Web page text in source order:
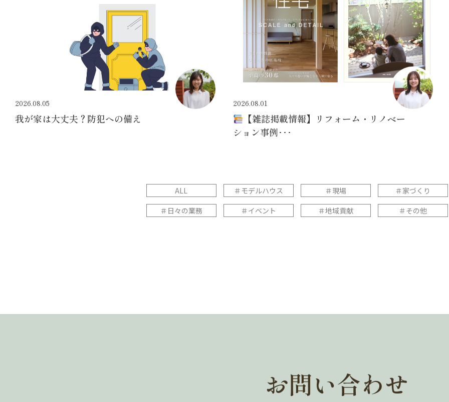
2026.08.05
我が家は大丈夫？防犯への備え
2026.08.01
【雑誌掲載情報】リフォーム・リノベー
ション事例･･･
ALL ＃モデルハウス ＃現場 ＃家づくり
＃日々の業務
＃イベント ＃地域貢献 ＃その他
お問い合わせ